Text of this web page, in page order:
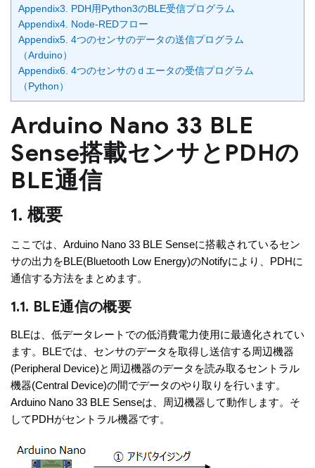
Appendix3. PDH用Python3のBLE受信プログラム
Appendix4. Node-REDフロー
Appendix5. 4つのセンサのデータの送信プログラム
（Arduino）
Appendix6. 4つのセンサのｄエータの受信プログラム
（Python）
Arduino Nano 33 BLE
Sense搭載センサとPDHの
BLE通信
1. 概要
ここでは、Arduino Nano 33 BLE Senseに搭載されているセン
サの出力をBLE(Bluetooth Low Energy)のNotifyにより、PDHに
通信する方法をまとめます。
1.1. BLE通信の概要
BLEは、低データレートでの低消費電力使用に最適化されてい
ます。BLEでは、センサのデータを取得し送信する周辺機器
(Peripheral Device)と周辺機器のデータを読み取るセントラル
機器(Central Device)の間でデータのやり取りを行います。
Arduino Nano 33 BLE Senseは、周辺機器して動作します。そ
してPDHがセントラル機器です。